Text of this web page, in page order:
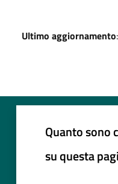
Ultimo aggiornamento
Quanto sono
su questa